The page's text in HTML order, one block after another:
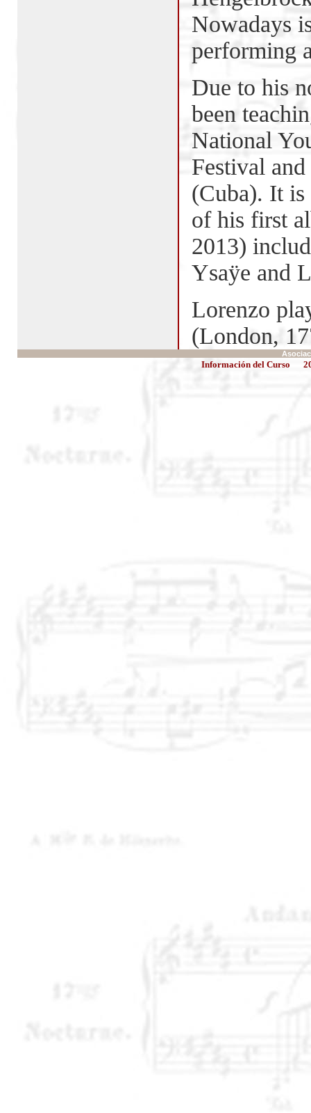
Nowadays
performing
Due to his
been
National
Festival
(Cuba). It is
of his first
2013)
Ysaÿe and
Lorenzo
(London,
Información del Curso